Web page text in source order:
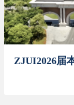
ZJUI2026届